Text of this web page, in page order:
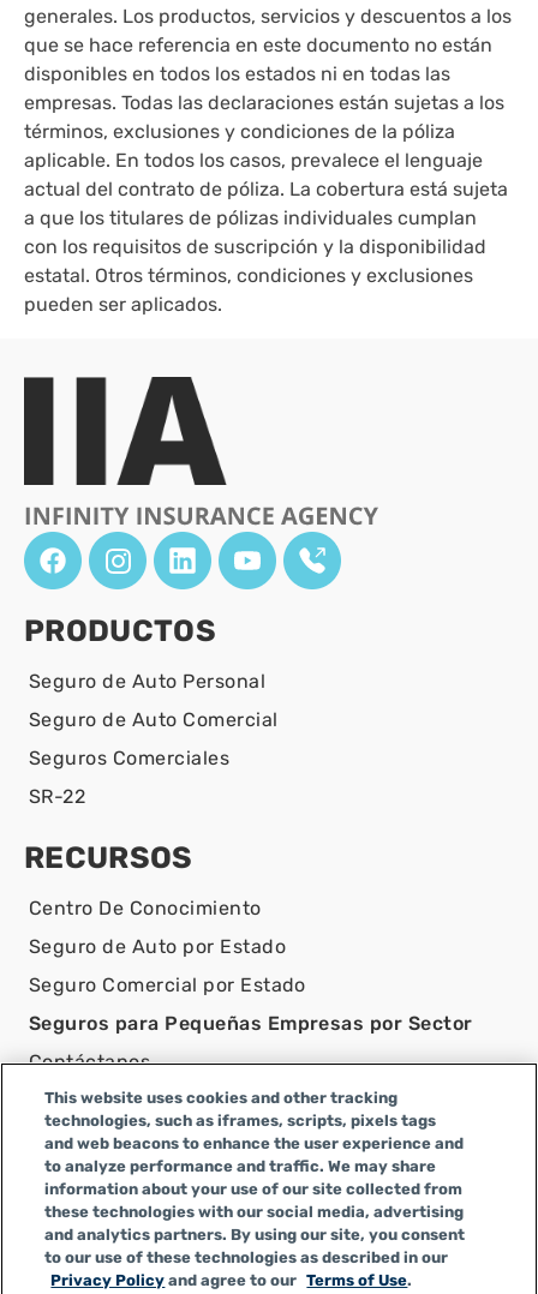
generales. Los productos, servicios y descuentos a los
que se hace referencia en este documento no están
disponibles en todos los estados ni en todas las
empresas. Todas las declaraciones están sujetas a los
términos, exclusiones y condiciones de la póliza
aplicable. En todos los casos, prevalece el lenguaje
actual del contrato de póliza. La cobertura está sujeta
a que los titulares de pólizas individuales cumplan
con los requisitos de suscripción y la disponibilidad
estatal. Otros términos, condiciones y exclusiones
pueden ser aplicados.
PRODUCTOS
Seguro de Auto Personal
Seguro de Auto Comercial
Seguros Comerciales
SR-22
RECURSOS
Centro De Conocimiento
Seguro de Auto por Estado
Seguro Comercial por Estado
Seguros para Pequeñas Empresas por Sector
Contáctanos
AVISO LEGAL
Infinity Insurance Agency, Inc. opera como Infinity
General Insurance Agency en CA y es una empresa de
Alabama, con número de licencia en CA 0F04179.
Infinity Insurance Agency, Inc. realiza negocios como
Infinity General Insurance Agency en algunos otros
This website uses cookies and other tracking
technologies, such as iframes, scripts, pixels tags
and web beacons to enhance the user experience and
to analyze performance and traffic. We may share
information about your use of our site collected from
these technologies with our social media, advertising
and analytics partners. By using our site, you consent
to our use of these technologies as described in our
Privacy Policy and agree to our Terms of Use.